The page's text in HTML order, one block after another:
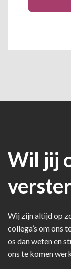
Wil jij
Wij zijn altijd op
collega’s om ons
os dan weten en
ons te komen